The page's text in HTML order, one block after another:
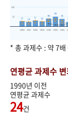
* 총 과제수 : 약 7
연평균 과제수
1990년 이전
연평균 과제수
24건